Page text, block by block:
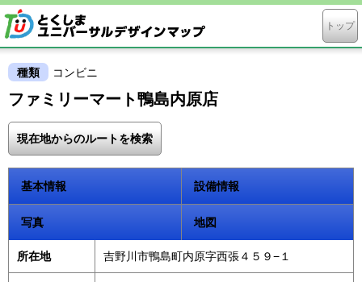
トップ
種類 コンビニ
ファミリーマート鴨島内原店
現在地からのルートを検索
基本情報 設備情報
写真 地図
所在地 吉野川市鴨島町内原字西張４５９−１